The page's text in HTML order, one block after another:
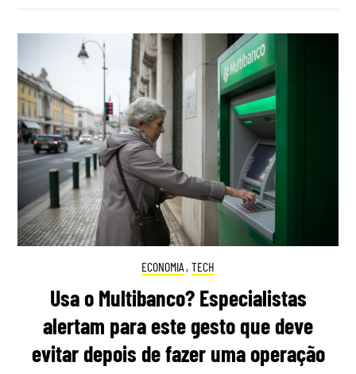
ECONOMIA , TECH
Usa o Multibanco? Especialistas
alertam para este gesto que deve
evitar depois de fazer uma operação